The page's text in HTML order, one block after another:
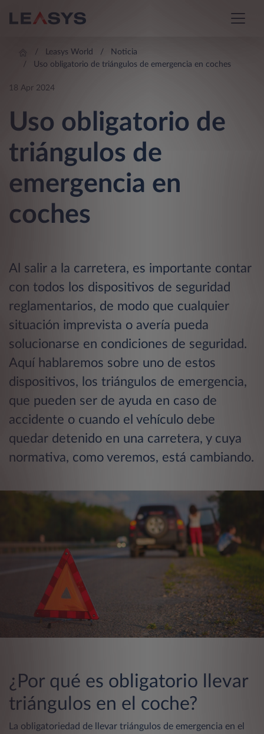
Leasys World
Noticia
Uso obligatorio de triángulos de emergencia en coches
18 Apr 2024
Uso obligatorio de
triángulos de
emergencia en
coches
Al salir a la carretera, es importante contar
con todos los dispositivos de seguridad
reglamentarios, de modo que cualquier
situación imprevista o avería pueda
solucionarse en condiciones de seguridad.
Aquí hablaremos sobre uno de estos
dispositivos, los triángulos de emergencia,
que pueden ser de ayuda en caso de
accidente o cuando el vehículo debe
quedar detenido en una carretera, y cuya
normativa, como veremos, está cambiando.
¿Por qué es obligatorio llevar
triángulos en el coche?
La obligatoriedad de llevar triángulos de emergencia en el